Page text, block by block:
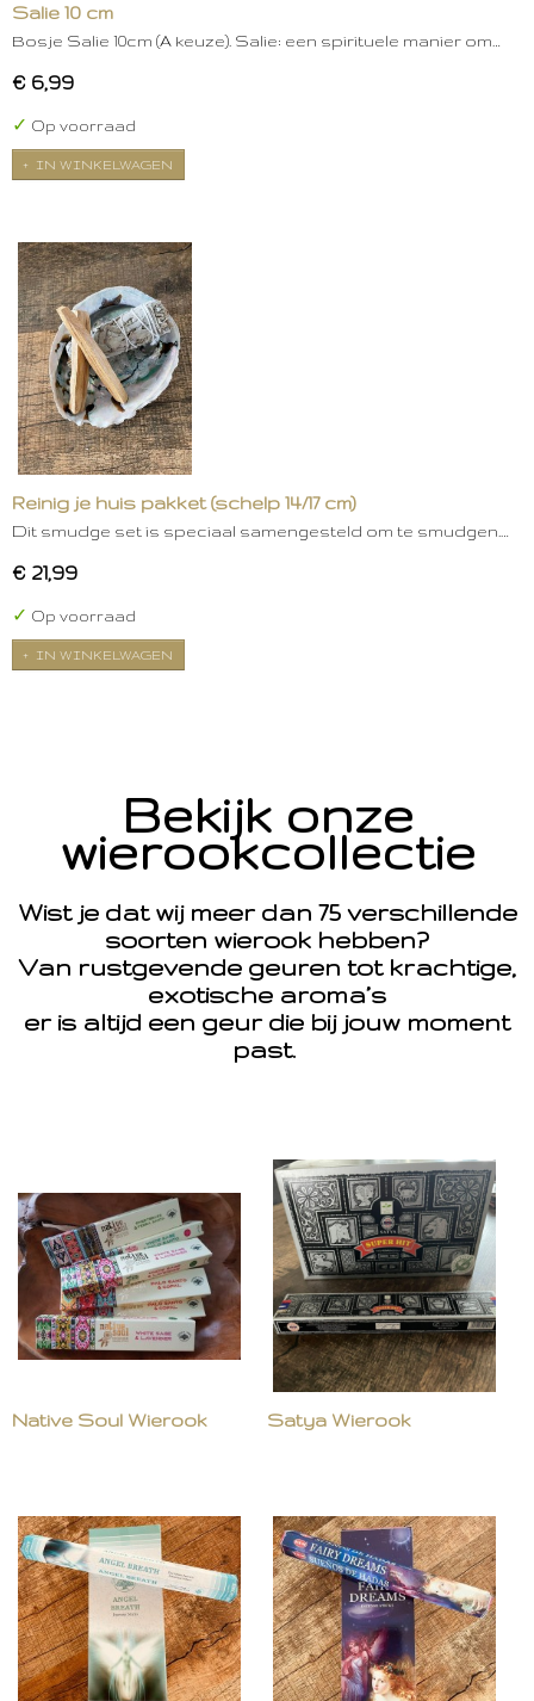
Salie 10 cm
Bosje Salie 10cm (A keuze). Salie: een spirituele manier om…
€ 6,99
✓ Op voorraad
IN WINKELWAGEN
Reinig je huis pakket (schelp 14/17 cm)
Dit smudge set is speciaal samengesteld om te smudgen.…
€ 21,99
✓ Op voorraad
IN WINKELWAGEN
Bekijk onze
wierookcollectie
Wist je dat wij meer dan 75 verschillende
soorten wierook hebben?
Van rustgevende geuren tot krachtige,
exotische aroma’s
er is altijd een geur die bij jouw moment
past.
Native Soul Wierook Satya Wierook